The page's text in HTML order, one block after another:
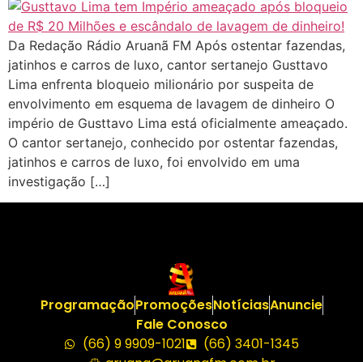
Da Redação Rádio Aruanã FM Após ostentar fazendas,
jatinhos e carros de luxo, cantor sertanejo Gusttavo
Lima enfrenta bloqueio milionário por suspeita de
envolvimento em esquema de lavagem de dinheiro O
império de Gusttavo Lima está oficialmente ameaçado.
O cantor sertanejo, conhecido por ostentar fazendas,
jatinhos e carros de luxo, foi envolvido em uma
investigação […]
ProgramaçãoPromoçõesNotíciasAnuncie
Fale Conosco
(66) 9 9909-1021
(66) 3401-1345